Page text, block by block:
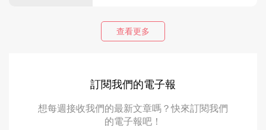
查看更多
訂閱我們的電子報
想每週接收我們的最新文章嗎？快來訂閱我們
的電子報吧！